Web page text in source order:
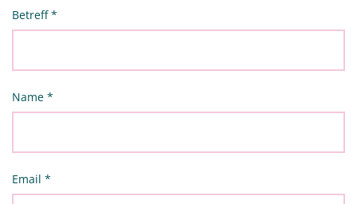
Betreff*
Name *
Email *